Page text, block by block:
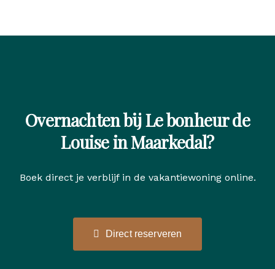
Overnachten bij Le bonheur de
Louise in Maarkedal?
Boek direct je verblijf in de vakantiewoning online.
Direct reserveren